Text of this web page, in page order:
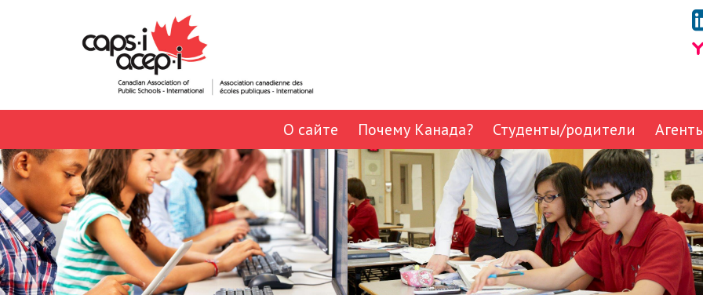
О сайте Почему Канада? Студенты/родители